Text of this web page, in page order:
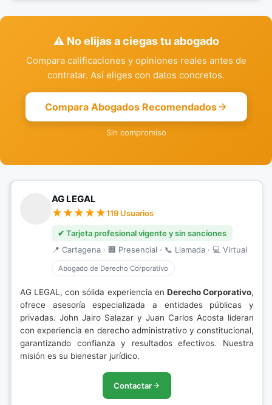
⚠️ No elijas a ciegas tu abogado
Compara calificaciones y opiniones reales antes de
contratar. Así eliges con datos concretos.
Compara Abogados Recomendados
Sin compromiso
AG LEGAL
119 Usuarios
✔ Tarjeta profesional vigente y sin sanciones
📍 Cartagena · 🏢 Presencial · 📞 Llamada · 💻 Virtual
Abogado de Derecho Corporativo
AG LEGAL, con sólida experiencia en Derecho Corporativo,
ofrece asesoría especializada a entidades públicas y
privadas. John Jairo Salazar y Juan Carlos Acosta lideran
con experiencia en derecho administrativo y constitucional,
garantizando confianza y resultados efectivos. Nuestra
misión es su bienestar jurídico.
Contactar